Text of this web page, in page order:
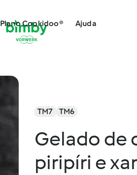
Plano Cookidoo® Ajuda
TM7 TM6
Gelado de
piripíri e